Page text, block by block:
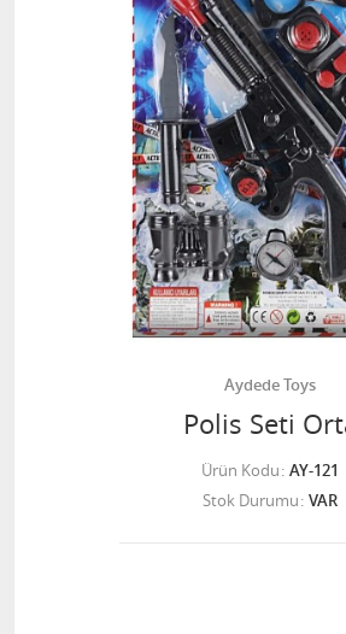
Aydede Toys
Polis Seti
Ürün Kodu AY-121
Stok Durumu VAR